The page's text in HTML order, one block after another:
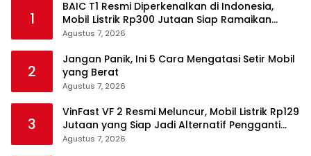
1
BAIC T1 Resmi Diperkenalkan di Indonesia,
Mobil Listrik Rp300 Jutaan Siap Ramaikan
Pasar EV
Agustus 7, 2026
2
Jangan Panik, Ini 5 Cara Mengatasi Setir Mobil
yang Berat
Agustus 7, 2026
3
VinFast VF 2 Resmi Meluncur, Mobil Listrik Rp129
Jutaan yang Siap Jadi Alternatif Pengganti
Motor
Agustus 7, 2026